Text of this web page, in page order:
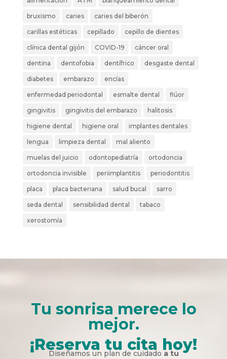
bruxismo caries caries del biberón
carillas estéticas cepillado cepillo de dientes
clínica dental gijón COVID-19 cáncer oral
dentina dentofobia dentífrico desgaste dental
diabetes embarazo encías
enfermedad periodontal esmalte dental flúor
gingivitis gingivitis del embarazo halitosis
higiene dental higiene oral implantes dentales
lengua limpieza dental mal aliento
muelas del juicio odontopediatría ortodoncia
ortodoncia invisible periimplantitis periodontitis
placa placa bacteriana salud bucal sarro
seda dental sensibilidad dental tabaco
xerostomía
Tu sonrisa merece lo
mejor.
¡Reserva tu cita hoy!
Diseñamos un plan de cuidado a tu